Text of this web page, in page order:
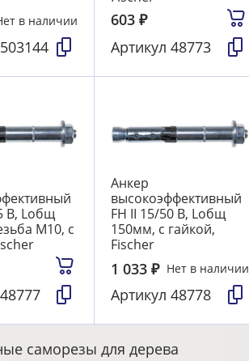
в наличии
503144
603₽
Артикул48773
В, Lобщ
М10, с
48777
Анкер
высокоэффективный
FH II 15/50 В, Lобщ
150мм, с гайкой,
Fischer
1 033₽ Нет в наличии
Артикул48778
саморезы для дерева